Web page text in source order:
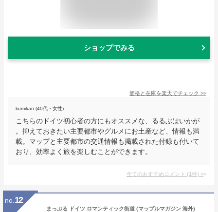
ショップでみる
価格と在庫を楽天でチェック >>
kumikan (40代・女性)
こちらのドイツ初心者の方にもオススメな、るるぶはいかが
。抑えておきたい主要都市やグルメにお土産など、情報も満
載。マップと主要都市の交通情報も掲載された付録も付いて
おり、効率よく旅を楽しむことができます。
全てのおすすめコメント (1件) >
no. 12
まっぷる ドイツ ロマンティック街道 (マップルマガジン 海外)